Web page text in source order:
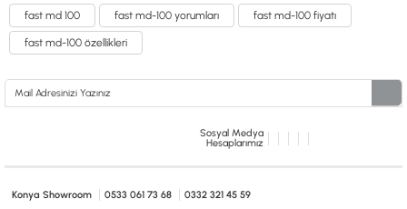
fast md 100
fast md-100 yorumları fast md-100 fiyatı
fast md-100 özellikleri
Sosyal Medya
Hesaplarımız
Konya Showroom 0533 061 73 68
0332 321 45 59